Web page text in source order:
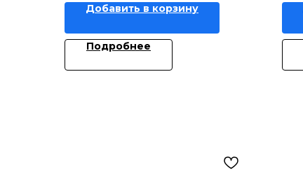
Добавить в корзину
Подробнее